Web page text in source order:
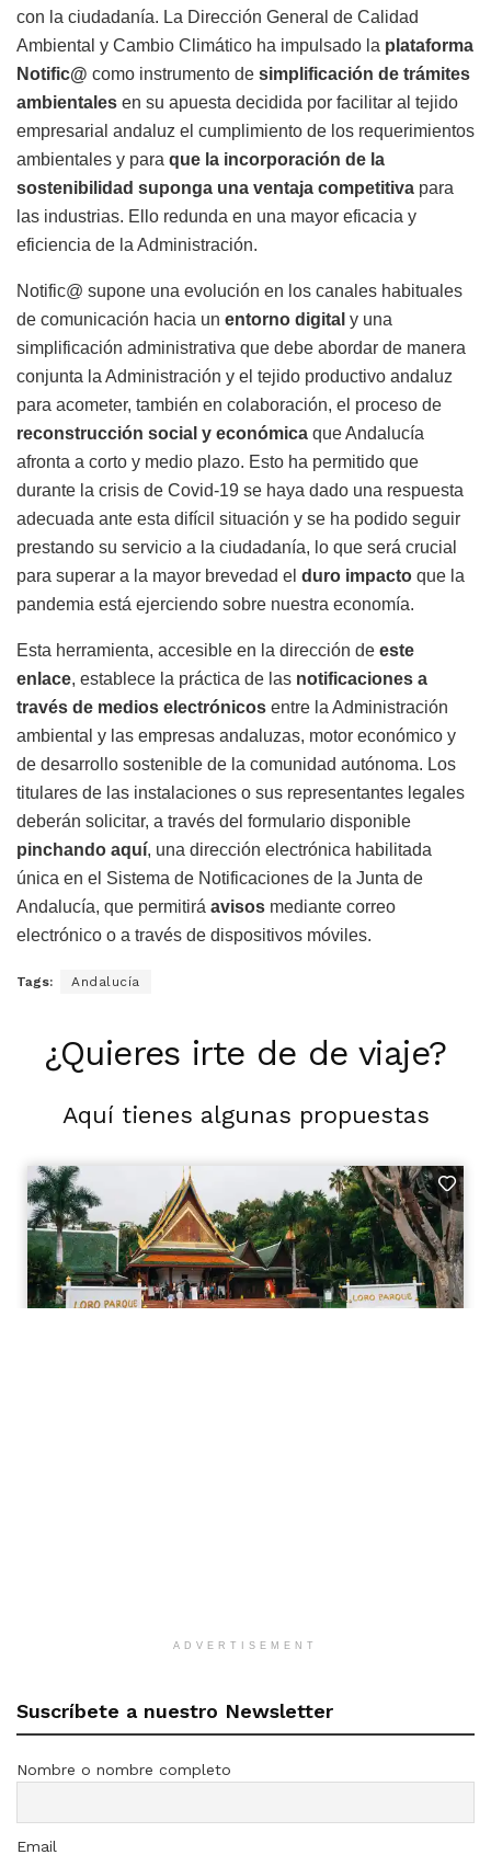
con la ciudadanía. La Dirección General de Calidad
Ambiental y Cambio Climático ha impulsado la plataforma
Notific@ como instrumento de simplificación de trámites
ambientales en su apuesta decidida por facilitar al tejido
empresarial andaluz el cumplimiento de los requerimientos
ambientales y para que la incorporación de la
sostenibilidad suponga una ventaja competitiva para
las industrias. Ello redunda en una mayor eficacia y
eficiencia de la Administración.
Notific@ supone una evolución en los canales habituales
de comunicación hacia un entorno digital y una
simplificación administrativa que debe abordar de manera
conjunta la Administración y el tejido productivo andaluz
para acometer, también en colaboración, el proceso de
reconstrucción social y económica que Andalucía
afronta a corto y medio plazo. Esto ha permitido que
durante la crisis de Covid-19 se haya dado una respuesta
adecuada ante esta difícil situación y se ha podido seguir
prestando su servicio a la ciudadanía, lo que será crucial
para superar a la mayor brevedad el duro impacto que la
pandemia está ejerciendo sobre nuestra economía.
Esta herramienta, accesible en la dirección de este
enlace, establece la práctica de las notificaciones a
través de medios electrónicos entre la Administración
ambiental y las empresas andaluzas, motor económico y
de desarrollo sostenible de la comunidad autónoma. Los
titulares de las instalaciones o sus representantes legales
deberán solicitar, a través del formulario disponible
pinchando aquí, una dirección electrónica habilitada
única en el Sistema de Notificaciones de la Junta de
Andalucía, que permitirá avisos mediante correo
electrónico o a través de dispositivos móviles.
Tags: Andalucía
¿Quieres irte de de viaje?
Aquí tienes algunas propuestas
ADVERTISEMENT
Suscríbete a nuestro Newsletter
Nombre o nombre completo
Email